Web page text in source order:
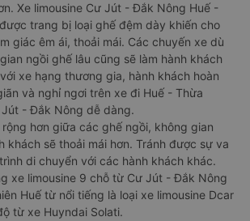
Xe limousine Cư Jút - Đắk Nông Huế -
trang bị loại ghế đệm dày khiến cho
giác êm ái, thoải mái. Các chuyến xe dù
ngồi ghế lâu cũng sẽ làm hành khách
xe hạng thương gia, hành khách hoàn
và nghỉ ngơi trên xe đi Huế - Thừa
- Đắk Nông dễ dàng.
hơn giữa các ghế ngồi, không gian
khách sẽ thoải mái hơn. Tránh được sự va
di chuyển với các hành khách khác.
xe limousine 9 chỗ từ Cư Jút - Đắk Nông
Huế từ nổi tiếng là loại xe limousine Dcar
từ xe Huyndai Solati.